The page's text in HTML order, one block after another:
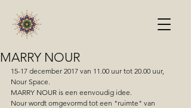
MARRY NOUR
15-17 december 2017 van 11.00 uur tot 20.00 uur,
Nour Space.
MARRY NOUR is een eenvoudig idee.
Nour wordt omgevormd tot een "ruimte" van